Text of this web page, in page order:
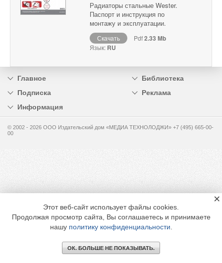
Радиаторы стальные Wester.
Паспорт и инструкция по
монтажу и эксплуатации.
Скачать Pdf2.33 Mb
Язык: RU
Главное
Библиотека
Подписка
Реклама
Информация
© 2002 - 2026 OOO Издательский дом «МЕДИА ТЕХНОЛОДЖИ» +7 (495) 665-00-
00
Этот веб-сайт использует файлы cookies.
Продолжая просмотр сайта, Вы соглашаетесь и принимаете
нашу политику конфиденциальности
ОК. БОЛЬШЕ НЕ ПОКАЗЫВАТЬ.
×